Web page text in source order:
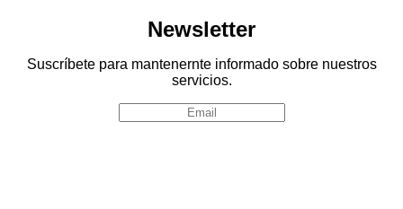
Newsletter
Suscríbete para mantenernte informado sobre nuestros
servicios.